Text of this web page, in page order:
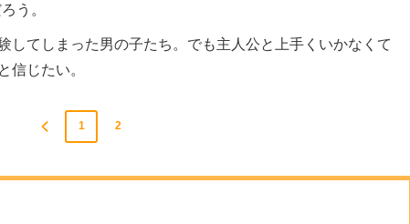
う。
てしまった男の子たち。でも主人公と上手くいかなくて
信じたい。
1 2